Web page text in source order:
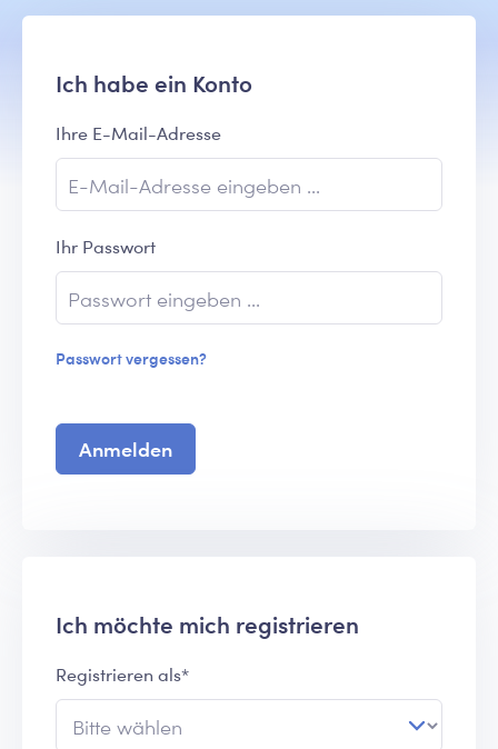
Ich habe ein Konto
Ihre E-Mail-Adresse
Ihr Passwort
Passwort vergessen?
Anmelden
Ich möchte mich registrieren
Registrieren als*